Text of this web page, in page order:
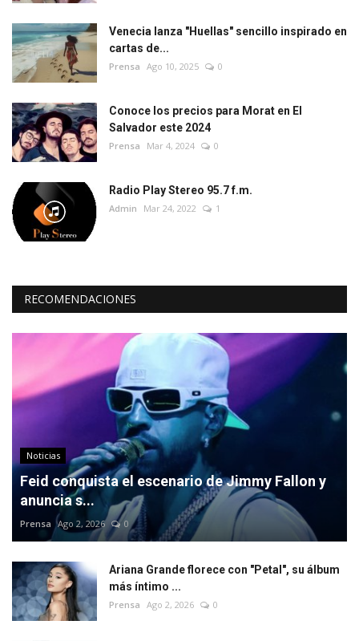
Venecia lanza "Huellas" sencillo inspirado en
cartas de...
Prensa Ago 10, 2025 0
Conoce los precios para Morat en El
Salvador este 2024
Prensa Mar 4, 2024 0
Radio Play Stereo 95.7 f.m.
Admin Mar 24, 2022 1
RECOMENDACIONES
Noticias
Feid conquista el escenario de Jimmy Fallon y
anuncia s...
Prensa Ago 2, 2026 0
Ariana Grande florece con "Petal", su álbum
más íntimo ...
Prensa Ago 2, 2026 0